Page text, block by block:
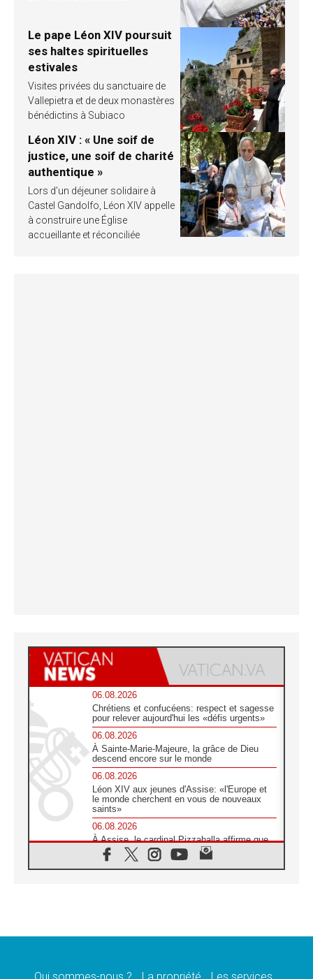
Le pape Léon XIV poursuit
ses haltes spirituelles
estivales
Visites privées du sanctuaire de
Vallepietra et de deux monastères
bénédictins à Subiaco
Léon XIV : « Une soif de
justice, une soif de charité
authentique »
Lors d’un déjeuner solidaire à
Castel Gandolfo, Léon XIV appelle
à construire une Église
accueillante et réconciliée
06.08.2026
Chrétiens et confucéens: respect et sagesse
pour relever aujourd'hui les «défis urgents»
06.08.2026
À Sainte-Marie-Majeure, la grâce de Dieu
descend encore sur le monde
06.08.2026
Léon XIV aux jeunes d'Assise: «l'Europe et
le monde cherchent en vous de nouveaux
saints»
06.08.2026
À Assise, le cardinal Pizzaballa affirme que
«les chrétiens veulent la paix»
06.08.2026
message de paix et de dignité humaine»